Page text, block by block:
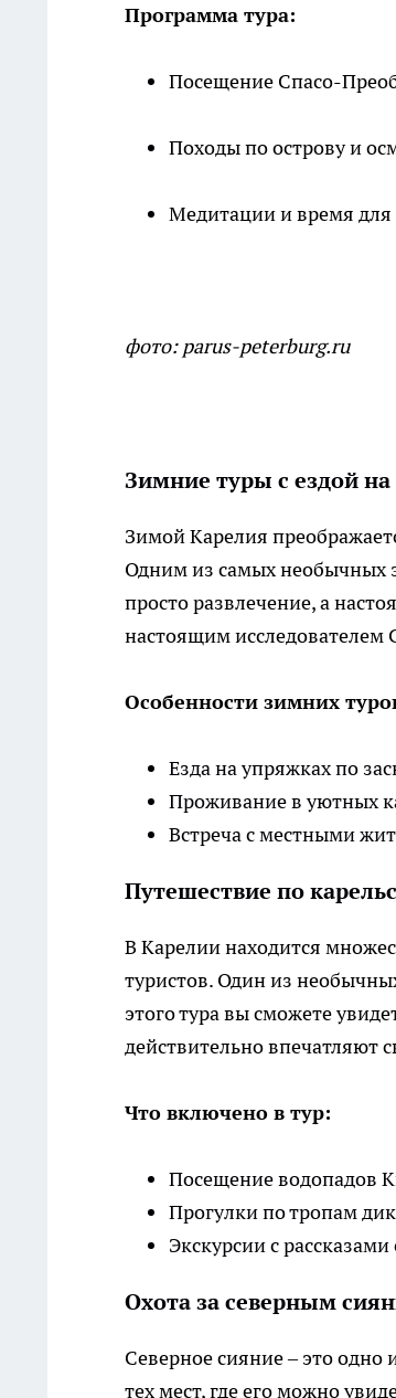
Программа тура:
Посещение Спасо-
Походы по острову и
Медитации и время для
фото: parus-peterburg.ru
Зимние туры с ездой
Зимой Карелия
Одним из самых необычных
просто развлечение, а
настоящим исследователем
Особенности зимних
Езда на упряжках по
Проживание в уютных
Встреча с местными
Путешествие по
В Карелии находится
туристов. Один из
этого тура вы сможете
действительно впечатляют
Что включено в тур:
Посещение водопадов
Прогулки по тропам
Экскурсии с
Охота за северным
Северное сияние – это
тех мест, где его можно